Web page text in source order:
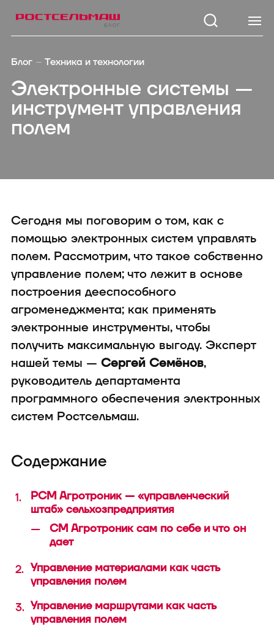
комбайны
Тракторы
Кормоуборочные
Посевная техника
Внесение удобрений
Зерноперерабатывающая
техника
Дорожно-коммунальная
техника
KOLIBRI
STRIGE
KOLIBRI
В конфигуратор
Блог Техника и технологии
Электронные системы —
инструмент управления
полем
Сегодня мы поговорим о том, как с
помощью электронных систем управлять
полем. Рассмотрим, что такое собственно
управление полем; что лежит в основе
построения дееспособного
агроменеджмента; как применять
электронные инструменты, чтобы
получить максимальную выгоду. Эксперт
нашей темы — Сергей Семёнов,
руководитель департамента
программного обеспечения электронных
систем Ростсельмаш.
Содержание
РСМ Агротроник — «управленческий
штаб» сельхозпредприятия
СМ Агротроник сам по себе и что он
дает
Управление материалами как часть
управления полем
Управление маршрутами как часть
управления полем